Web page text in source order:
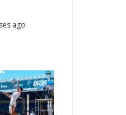
ago